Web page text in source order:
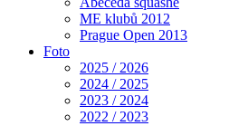
ME klubů 2012
Prague Open 2013
Foto
2025 / 2026
2024 / 2025
2023 / 2024
2022 / 2023